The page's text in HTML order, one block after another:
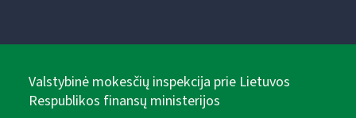
Valstybinė mokesčių inspekcija prie Lietuvos
Respublikos finansų ministerijos